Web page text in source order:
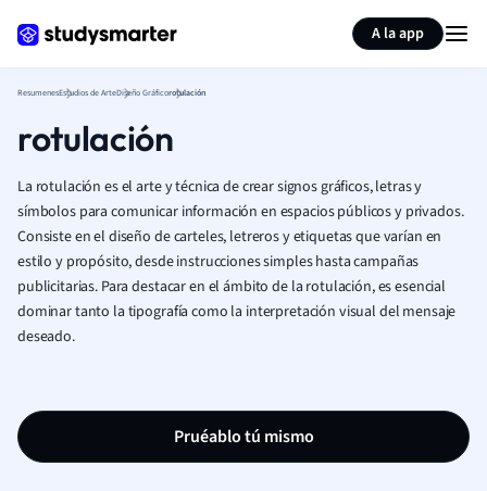
A la app
ResumenesEstudios de ArteDiseño Gráficorotulación
rotulación
La rotulación es el arte y técnica de crear signos gráficos, letras y
símbolos para comunicar información en espacios públicos y privados.
Consiste en el diseño de carteles, letreros y etiquetas que varían en
estilo y propósito, desde instrucciones simples hasta campañas
publicitarias. Para destacar en el ámbito de la rotulación, es esencial
dominar tanto la tipografía como la interpretación visual del mensaje
deseado.
Pruéablo tú mismo
Resumir página